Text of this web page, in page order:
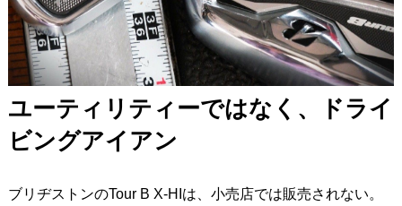
ユーティリティーではなく、ドライ
ビングアイアン
ブリヂストンのTour B X-HIは、小売店では販売されない。